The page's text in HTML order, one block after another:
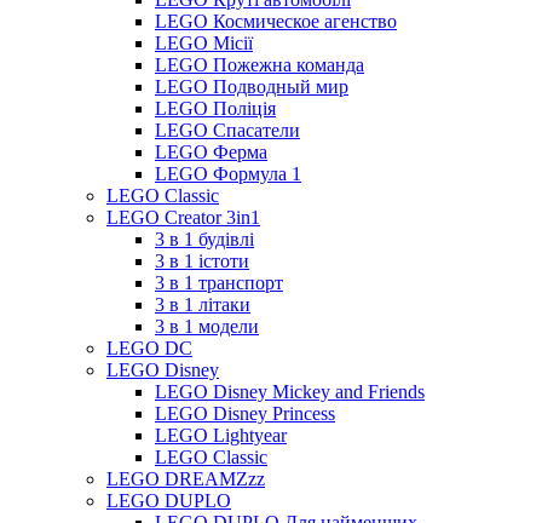
LEGO Космическое агенство
LEGO Місії
LEGO Пожежна команда
LEGO Подводный мир
LEGO Поліція
LEGO Спасатели
LEGO Ферма
LEGO Формула 1
LEGO Classic
LEGO Creator 3in1
3 в 1 будівлі
3 в 1 істоти
3 в 1 транспорт
3 в 1 літаки
3 в 1 модели
LEGO DC
LEGO Disney
LEGO Disney Mickey and Friends
LEGO Disney Princess
LEGO Lightyear
LEGO Classic
LEGO DREAMZzz
LEGO DUPLO